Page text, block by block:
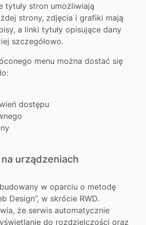
tytuły stron umożliwiają
strony, zdjęcia i grafiki mają
a linki tytuły opisujące dany
szczegółowo.
menu można dostać się
dostępu
urządzeniach
w oparciu o metodę
Design”, w skrócie RWD.
że serwis automatycznie
do rozdzielczości oraz